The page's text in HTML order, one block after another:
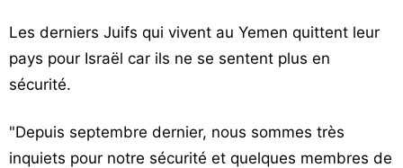
Vos
chroniques
Les
adresses
Les derniers Juifs qui vivent au Yemen quittent leur
pays pour Israël car ils ne se sentent plus en
sécurité.
"Depuis septembre dernier, nous sommes très
inquiets pour notre sécurité et quelques membres de